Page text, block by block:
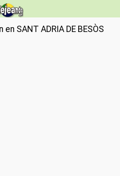
SANT ADRIA DE BESÒS